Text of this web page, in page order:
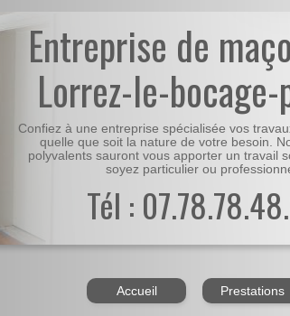
Entreprise de
Lorrez-le-
Confiez à une entreprise spécialisée vos
quelle que soit la nature de votre besoin.
polyvalents sauront vous apporter un travail
soyez particulier ou
Tél :
Accueil Prestations